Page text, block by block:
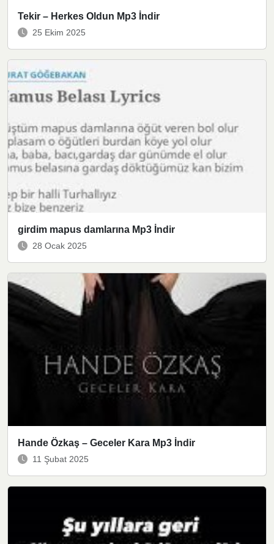
Tekir – Herkes Oldun Mp3 İndir
25 Ekim 2025
girdim mapus damlarına Mp3 İndir
28 Ocak 2025
Hande Özkaş – Geceler Kara Mp3 İndir
11 Şubat 2025